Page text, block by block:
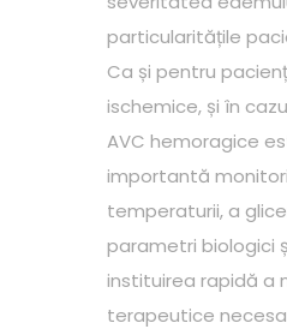
particularitățile
Ca și pentru
ischemice, și în
AVC hemoragice
importantă
temperaturii, a
parametri biologici
instituirea rapidă a
terapeutice